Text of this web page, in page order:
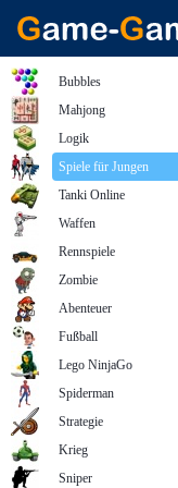
Bubbles
Mahjong
Logik
Spiele für Jungen
Tanki Online
Waffen
Rennspiele
Zombie
Abenteuer
Fußball
Lego NinjaGo
Spiderman
Strategie
Krieg
Sniper